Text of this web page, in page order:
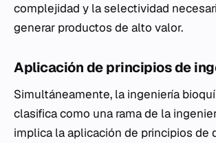
complejidad y la selectividad
generar productos de alto valor.
Aplicación de principios de
Simultáneamente, la ingeniería
clasifica como una rama de la
implica la aplicación de principios de